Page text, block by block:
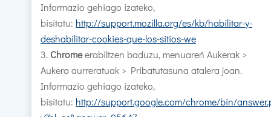
Informazio gehiago izateko,
bisitatu: http://support.mozilla.org/es/kb/habilitar-y-
deshabilitar-cookies-que-los-sitios-we
Chromeerabiltzen baduzu, menuareń Aukerak >
Aukera aurreratuak > Pribatutasuna atalera joan.
Informazio gehiago izateko,
bisitatu: http://support.google.com/chrome/bin/